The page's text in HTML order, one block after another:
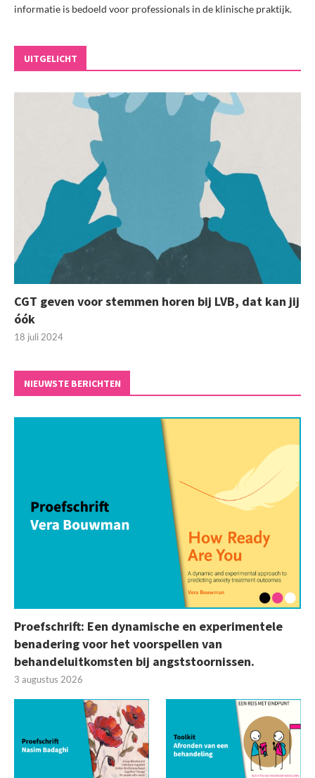
informatie is bedoeld voor professionals in de klinische praktijk.
UITGELICHT
CGT geven voor stemmen horen bij LVB, dat kan jij
óók
18 juli 2024
NIEUWSTE BERICHTEN
Proefschrift: Een dynamische en experimentele
benadering voor het voorspellen van
behandeluitkomsten bij angststoornissen.
3 augustus 2026